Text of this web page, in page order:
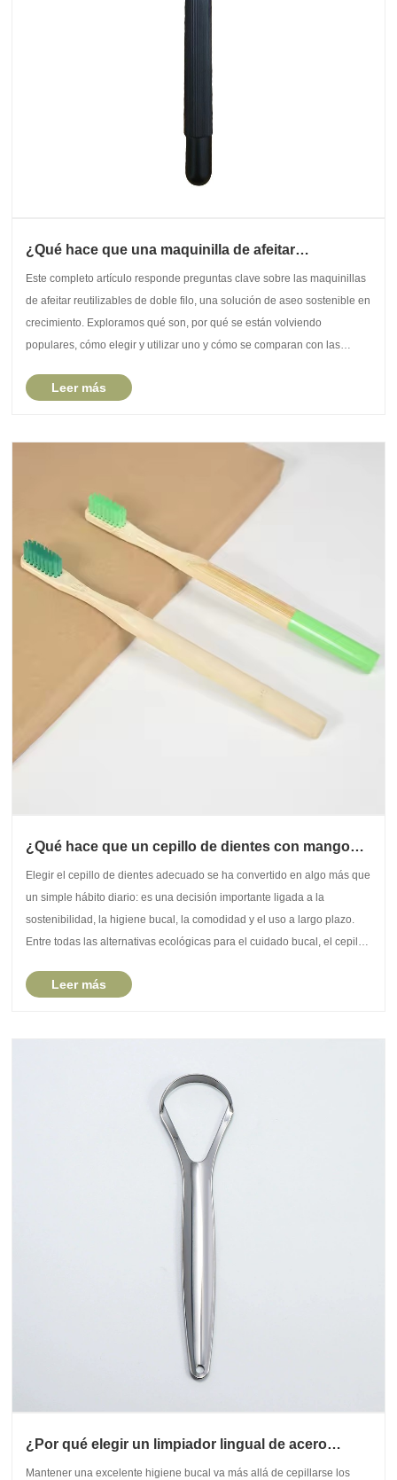
¿Qué hace que una maquinilla de afeitar
afeitado sostenible?
Este completo artículo responde preguntas clave sobre las maquinillas
de afeitar reutilizables de doble filo, una solución de aseo sostenible en
crecimiento. Exploramos qué son, por qué se están volviendo
populares, cómo elegir y utilizar uno y cómo se comparan con las
Leer más
¿Qué hace que un cepillo de dientes con mango
​Elegir el cepillo de dientes adecuado se ha convertido en algo más que
un simple hábito diario: es una decisión importante ligada a la
sostenibilidad, la higiene bucal, la comodidad y el uso a largo plazo.
Entre todas las alternativas ecológicas para el cuidado bucal, el cepillo
Leer más
¿Por qué elegir un limpiador lingual de acero
​Mantener una excelente higiene bucal va más allá de cepillarse los